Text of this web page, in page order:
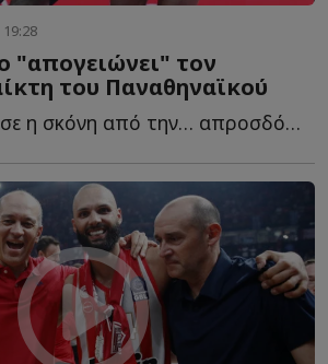
"απογειώνει" τον
του Παναθηναϊκού
Τώρα που έκατσε η σκόνη από την… απροσδόκητη προσθήκη τ...